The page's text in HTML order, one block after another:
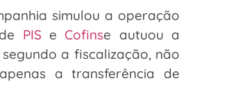
simulou a operação
PIS eCofinse autuou a
a fiscalização, não
a transferência de